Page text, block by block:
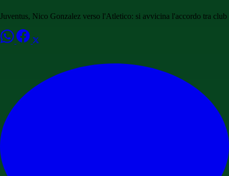
Juventus, Nico Gonzalez verso l'Atletico: si avvicina l'accordo tra club